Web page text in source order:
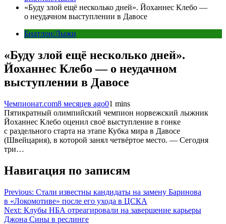
«Буду злой ещё несколько дней». Йоханнес Клебо —
о неудачном выступлении в Давосе
Биатлон/Лыжи
«Буду злой ещё несколько дней».
Йоханнес Клебо — о неудачном
выступлении в Давосе
Чемпионат.com8 месяцев ago01 mins
Пятикратный олимпийский чемпион норвежский лыжник
Йоханнес Клебо оценил своё выступление в гонке
с раздельного старта на этапе Кубка мира в Давосе
(Швейцария), в которой занял четвёртое место. — Сегодня
три…
Навигация по записям
Previous: Стали известны кандидаты на замену Баринова
в «Локомотиве» после его ухода в ЦСКА
Next: Клубы НБА отреагировали на завершение карьеры
Джона Сины в реслинге